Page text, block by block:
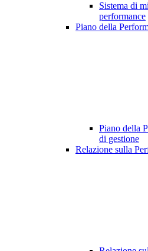
Sistema di
performance
Piano della
Piano della
di gestione
Relazione sulla